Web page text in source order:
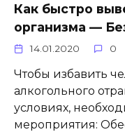
Как быстро
организма —
14.01.2020 0
Чтобы избавить
алкогольного
условиях,
мероприятия: